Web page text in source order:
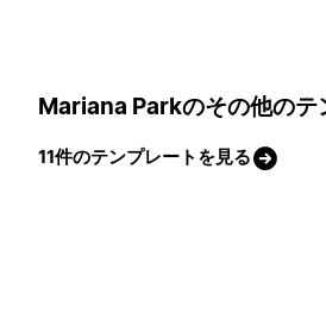
Mariana Parkのその他のテ
11件のテンプレートを見る